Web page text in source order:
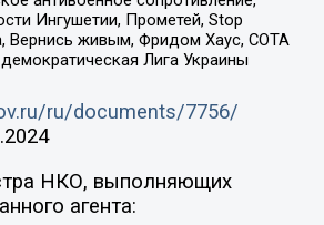
Ингушетии, Прометей, Stop
Вернись живым, Фридом Хаус, СОТА
Лига Украины
ru/documents/7756/
НКО, выполняющих
агента: